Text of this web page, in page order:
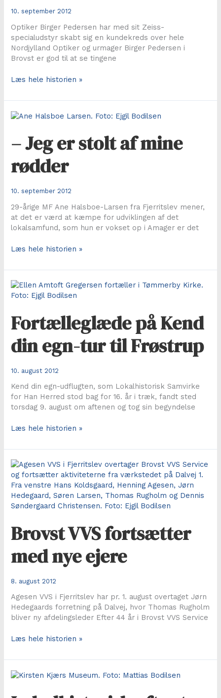
10. september 2012
Optiker Birger Pedersen har med sit Zeiss-
specialudstyr skabt sig en kundekreds over hele
Nordjylland Optiker og urmager Birger Pedersen i
Brovst er god til at se tingene
Nyt
hos
fagmand
med
Læs hele historien »
– Jeg er stolt af mine
rødder
10. september 2012
29-årige MF Ane Halsboe-Larsen fra Fjerritslev mener,
at det er værd at kæmpe for udviklingen af det
lokalsamfund, som hun er vokset op i Amager er det
–
er
stolt
af
mine
Læs hele historien »
Fortælleglæde på Kend
din egn-tur til Frøstrup
10. august 2012
Kend din egn-udflugten, som Lokalhistorisk Samvirke
for Han Herred stod bag for 16. år i træk, fandt sted
torsdag 9. august om aftenen og tog sin begyndelse
Fortælleglæde
Kend
din
egn-
tur
til
Frøstrup
Læs hele historien »
Brovst VVS fortsætter
med nye ejere
8. august 2012
Agesen VVS i Fjerritslev har pr. 1. august overtaget Jørn
Hedegaards forretning på Dalvej, hvor Thomas Rugholm
bliver ny afdelingsleder Efter 44 år i Brovst VVS Service
Brovst
fortsætter
med
nye
Læs hele historien »